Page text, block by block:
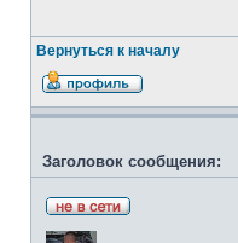
Вернуться к началу
Заголовок сообщения: